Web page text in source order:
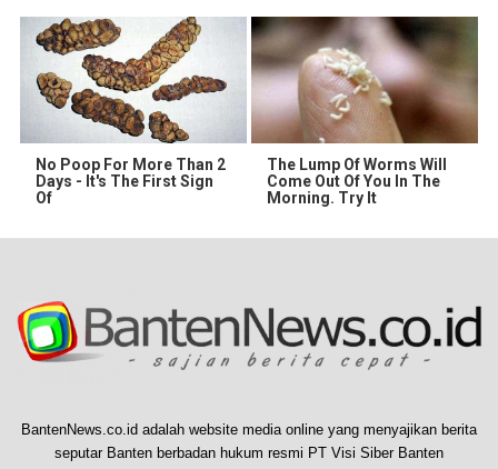
No Poop For More Than 2
Days - It's The First Sign
Of
The Lump Of Worms Will
Come Out Of You In The
Morning. Try It
BantenNews.co.id adalah website media online yang menyajikan berita
seputar Banten berbadan hukum resmi PT Visi Siber Banten